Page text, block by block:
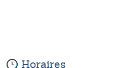
Horaires